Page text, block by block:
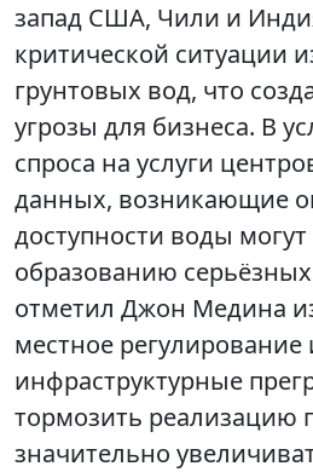
запад США, Чили и
критической ситуации
грунтовых вод, что
угрозы для бизнеса. В
спроса на услуги
данных, возникающие
доступности воды
образованию
отметил Джон Медина
местное регулирование
инфраструктурные
тормозить реализацию
значительно